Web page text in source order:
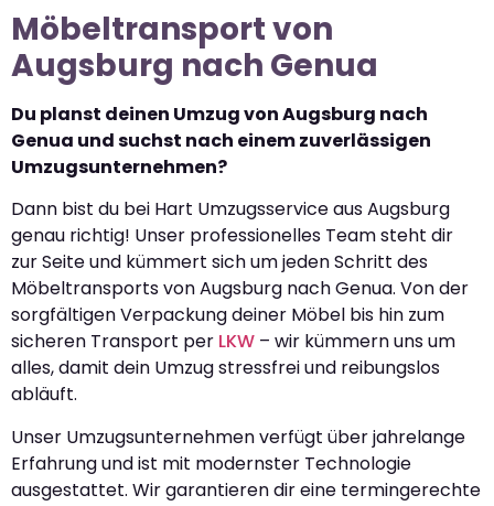
Möbeltransport von
Augsburg nach Genua
Du planst deinen Umzug von Augsburg nach
Genua und suchst nach einem zuverlässigen
Umzugsunternehmen?
Dann bist du bei Hart Umzugsservice aus Augsburg
genau richtig! Unser professionelles Team steht dir
zur Seite und kümmert sich um jeden Schritt des
Möbeltransports von Augsburg nach Genua. Von der
sorgfältigen Verpackung deiner Möbel bis hin zum
sicheren Transport per LKW – wir kümmern uns um
alles, damit dein Umzug stressfrei und reibungslos
abläuft.
Unser Umzugsunternehmen verfügt über jahrelange
Erfahrung und ist mit modernster Technologie
ausgestattet. Wir garantieren dir eine termingerechte